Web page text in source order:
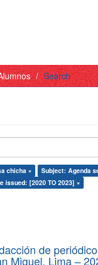
Search
chicha × Subject: Agenda
issued: [2020 TO 2023] ×
de
Miguel, Lima –